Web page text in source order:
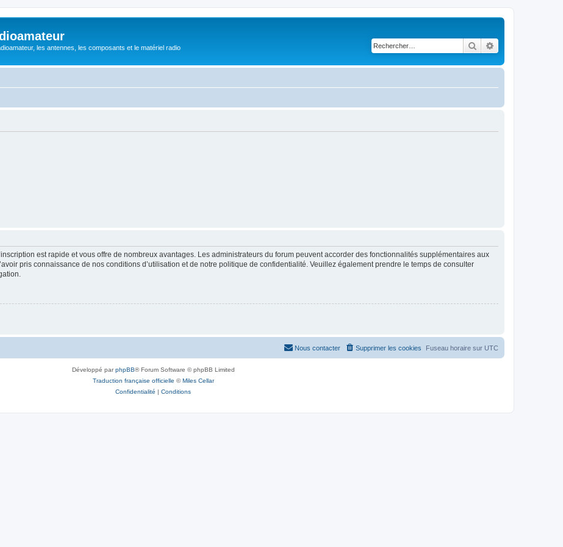
les antennes, les composants et le matériel radio Rechercher
est rapide et vous offre de nombreux avantages. Les administrateurs du forum peuvent accorder des fonctionnalités supplémentaires aux
pris connaissance de nos conditions d’utilisation et de notre politique de confidentialité. Veuillez également prendre le temps de consulter
Fuseau horaire sur UTC
Supprimer les cookies
Nous contacter
Développé parphpBB® Forum Software © phpBB Limited
Traduction française officielle ©Miles Cellar
Confidentialité | Conditions